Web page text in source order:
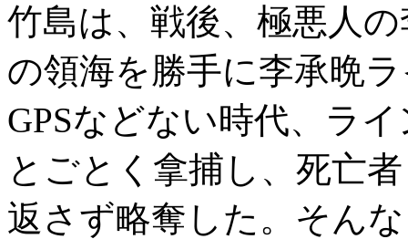
竹島は、戦後、極悪人
の領海を勝手に李承晩
GPSなどない時代、ラ
とごとく拿捕し、死亡
返さず略奪した。そん